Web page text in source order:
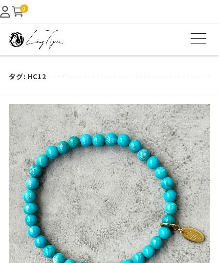
0
タグ: HC12